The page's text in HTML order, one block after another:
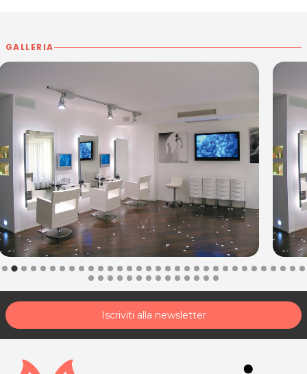
Per ulteriori informazioni sull'offerta o sulle modalità di
acquisto scrivi aposta@espevia.it
GALLERIA
Iscriviti alla newsletter